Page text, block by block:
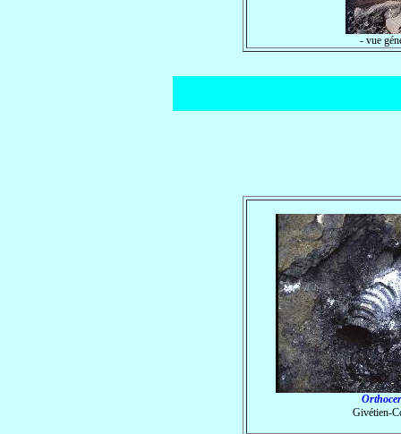
- vue
Givétien-